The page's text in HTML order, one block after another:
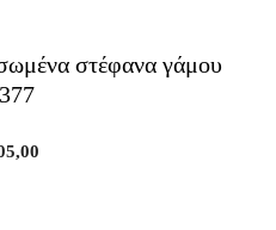
στέφανα γάμου